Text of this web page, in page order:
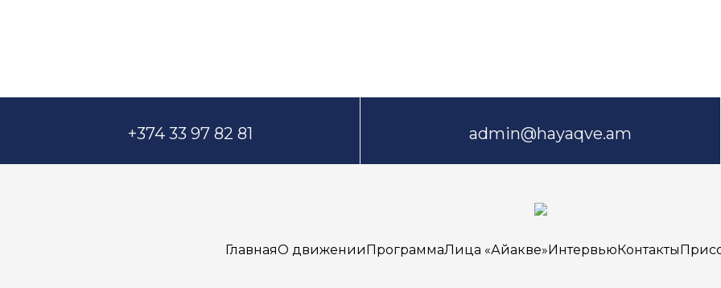
+374 33 97 82 81 admin@hayaqve.am
ГлавнаяО движенииПрограммаЛица «Айакве»ИнтервьюКонтакты